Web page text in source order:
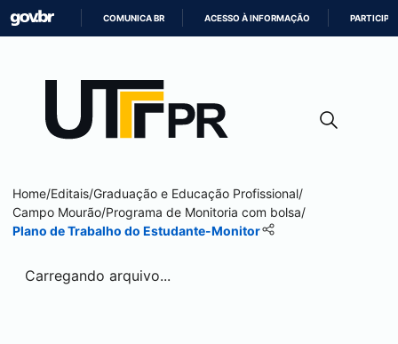
CONTEÚDO
COMUNICA BR ACESSO À INFORMAÇÃO PARTICIPE
Home/Editais/Graduação e Educação Profissional/
Campo Mourão/Programa de Monitoria com bolsa/
Plano de Trabalho do Estudante-Monitor
Carregando arquivo...